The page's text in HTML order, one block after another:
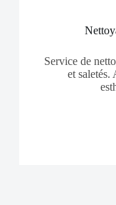
Service de
et saletés.